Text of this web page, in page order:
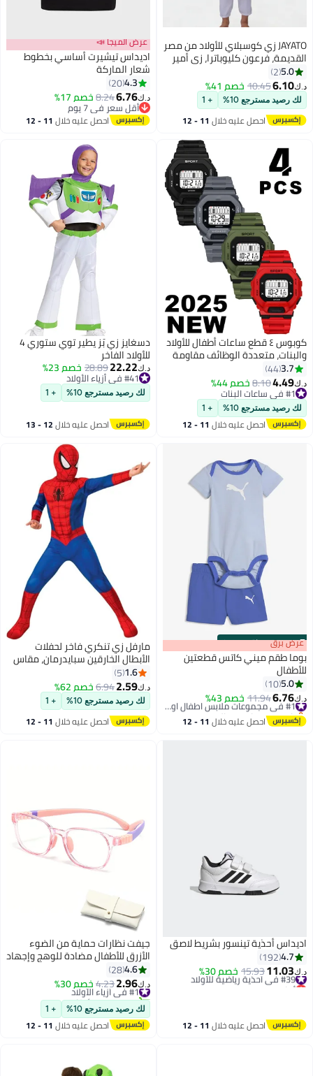
JAYATO زي كوسبلاي للأولاد من مصر
القديمة، فرعون كليوباترا، زي أمير
للأطفال لحفلات الكرنفال مع
الإكسسوارات، زي فرعون للهالوين،
ملابس كوسبلاي للأولاد
5.0
2
د.ك‏ 6.10
10.45خصم 41%
لك رصيد مسترجع 10%
احصل عليه خلال 11 - 12
عرض الميجا 📣
اديداس تيشيرت أساسي بخطوط
شعار الماركة
4.3
20
د.ك‏ 6.76
8.24خصم 17%
أقل سعر في 7 يوم
أقل سعر في 7 يوماحصل عليه خلال 11 - 12
كوبوس ٤ قطع ساعات أطفال للأولاد
والبنات، متعددة الوظائف مقاومة
للماء للأطفال، ساعة رقمية للتوقيت
(أحمر أسود أخضر رمادي)
3.7
44
د.ك‏ 4.49
8.10خصم 44%
#1 في ساعات البنات
#1 في ساعات البنات
لك رصيد مسترجع 10%
احصل عليه خلال 11 - 12
دسغايز زي بَز يطير توي ستوري 4
للأولاد الفاخر
د.ك‏ 22.22
28.89خصم 23%
#41 في أزياء الأولاد
#41 في أزياء الأولاد
لك رصيد مسترجع 10%
احصل عليه خلال 12 - 13
00m:00s
·باقي 100% عرض برق
بوما طقم ميني كاتس قطعتين
للأطفال
5.0
10
د.ك‏ 6.76
11.94خصم 43%
باقي 1 وحدات في المخزون
احصل عليه خلال 11 - 12
مارفل زي تنكري فاخر لحفلات
الأبطال الخارقين سبايدرمان، مقاس
كبير، مريح وقابل للتنفسزي تنكري
فاخر لحفلات الأبطال الخارقين
سبايدرمان، مقاس كبير، مريح وقابل
للتنفس
1.6
5
د.ك‏ 2.59
6.94خصم 62%
لك رصيد مسترجع 10%
احصل عليه خلال 11 - 12
اديداس أحذية تينسور بشريط لاصق
4.7
192
د.ك‏ 11.03
15.93خصم 30% #39 في أحذية رياضية للأولاد
أقل سعر في 7 يوم
#39 في أحذية رياضية للأولاد
احصل عليه خلال 11 - 12
اغسطس
جيفت نظارات حماية من الضوء
الأزرق للأطفال مضادة للوهج وإجهاد
العين والأشعة فوق البنفسجية
والتلفزيون والهواتف نظارات أمان
من السيليكون للأطفال للأولاد
والبنات من سن 3 إلى 12 عامًا
4.6
28
د.ك‏ 2.96
4.23خصم 30% #1 في أزياء الأولاد
تم بيع +10 مؤخرًا
#1 في أزياء الأولاد
لك رصيد مسترجع 10%
احصل عليه خلال 11 - 12
اغسطس